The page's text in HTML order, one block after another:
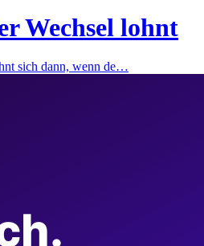
Wechsel lohnt
sich dann, wenn de…